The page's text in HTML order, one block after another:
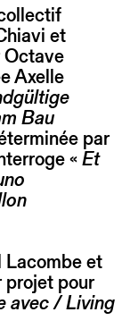
et
Octave
Axelle
Bau
par
«Et
et
pour
avec / Living